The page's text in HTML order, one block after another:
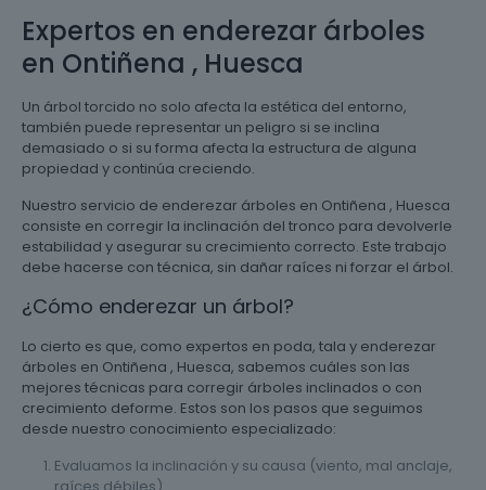
Expertos en enderezar árboles
en Ontiñena , Huesca
Un árbol torcido no solo afecta la estética del entorno,
también puede representar un peligro si se inclina
demasiado o si su forma afecta la estructura de alguna
propiedad y continúa creciendo.
Nuestro servicio de enderezar árboles en Ontiñena , Huesca
consiste en corregir la inclinación del tronco para devolverle
estabilidad y asegurar su crecimiento correcto. Este trabajo
debe hacerse con técnica, sin dañar raíces ni forzar el árbol.
¿Cómo enderezar un árbol?
Lo cierto es que, como expertos en poda, tala y enderezar
árboles en Ontiñena , Huesca, sabemos cuáles son las
mejores técnicas para corregir árboles inclinados o con
crecimiento deforme. Estos son los pasos que seguimos
desde nuestro conocimiento especializado:
Evaluamos la inclinación y su causa (viento, mal anclaje,